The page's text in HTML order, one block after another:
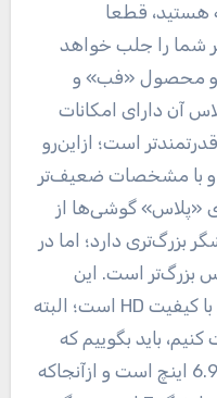
هستید، قطعا
شما را جلب خواهد
دو محصول «فب» و
آن دارای امکانات
است؛ ازاین‌رو
و با مشخصات ضعیف‌تر
«پلاس» گوشی‌ها از
بزرگ‌تری دارد؛ اما در
بزرگ‌تر است. این
محصول دارای نمایشگر 7اینچی با کیفیت HD است؛ البته
باید بگوییم که
اندازه‌ی نمایشگر این محصول 6.98 اینچ است و ازآنجاکه